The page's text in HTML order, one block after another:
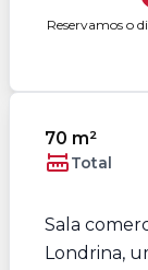
Reservamos o
70 m²
Total
Sala
Londrina,